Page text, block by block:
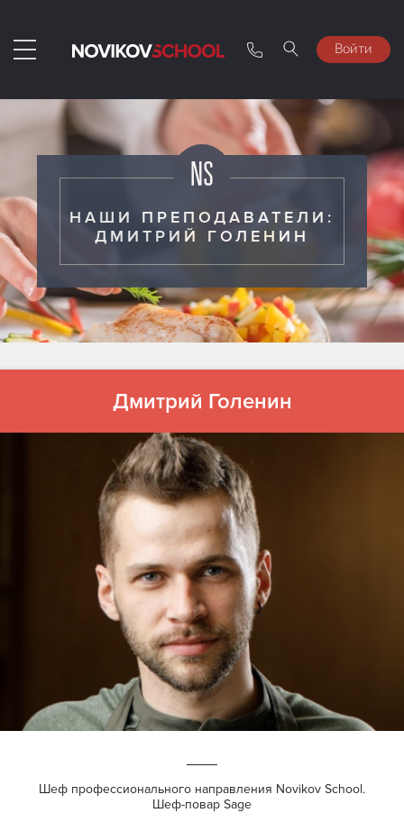
Войти
НАШИ ПРЕПОДАВАТЕЛИ:
ДМИТРИЙ ГОЛЕНИН
Дмитрий Голенин
Шеф профессионального направления Novikov School.
Шеф-повар Sage